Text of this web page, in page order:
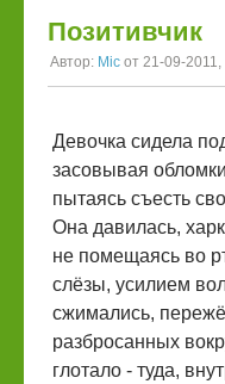
Позитивчик
Автор: Mic от 21-09-2011,
Девочка сидела
засовывая
пытаясь съесть
Она давилась,
не помещаясь во
слёзы, усилием
сжимались,
разбросанных
глотало - туда,